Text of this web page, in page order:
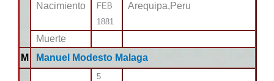
Nacimiento
FEB
1881
Arequipa,Peru
Muerte
M
Manuel Modesto Malaga
5